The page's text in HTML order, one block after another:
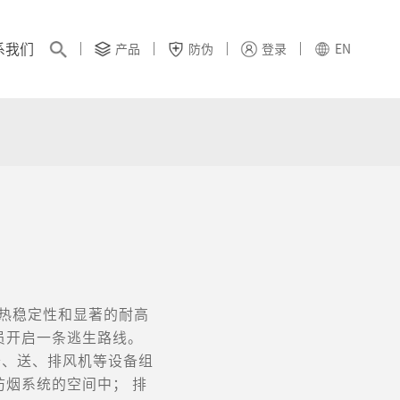
们 产品 防伪 登录 EN
稳定性和显著的耐高
启一条逃生路线。
送、排风机等设备组
烟系统的空间中； 排